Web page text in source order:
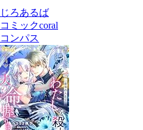
じろあるば
コミックcoral
コンパス